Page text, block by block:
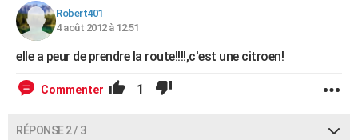
Dictionnaire
Biographies
Citations
Expressions
Proverbes
PROGRAMME TV
COPAINS D'AVANT
S'inscrire
Se connecter
Lycées
Collèges
Primaires
Universités
Entreprises
Service militaire
Avis de recherche
AVIS DE DÉCÈS
FORUM
Robert401
4 août 2012 à 12:51
elle a peur de prendre la route!!!!,c'est une citroen!
Commenter 1
RÉPONSE 2 / 3